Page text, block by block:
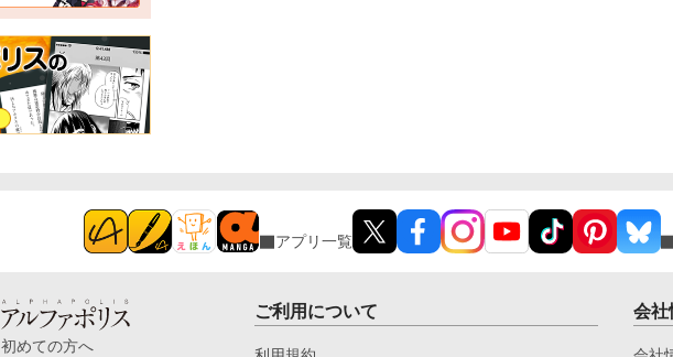
アプリ一覧
初めての方へ
ご利用について 会社